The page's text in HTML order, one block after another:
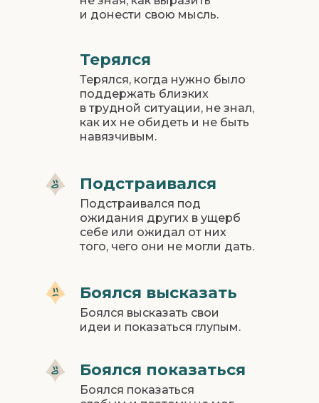
и донести свою мысль.
Боялся высказать свои
идеи и показаться глупым.
Боялся высказать
Боялся показаться
Боялся показаться
Терялся, когда нужно было
поддержать близких
в трудной ситуации, не знал,
как их не обидеть и не быть
навязчивым.
Терялся
Подстраивался
Подстраивался под
ожидания других в ущерб
себе или ожидал от них
того, чего они не могли дать.